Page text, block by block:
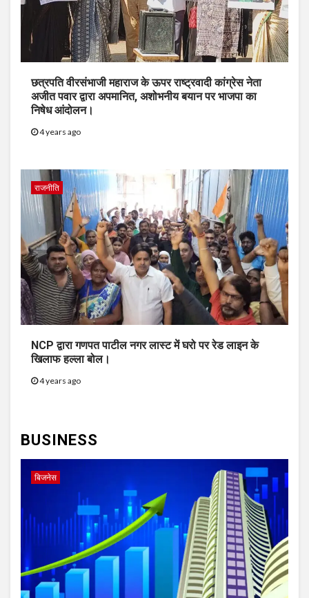
छत्रपति वीरसंभाजी महाराज के ऊपर राष्ट्रवादी कांग्रेस नेता
अजीत पवार द्वारा अपमानित, अशोभनीय बयान पर भाजपा का
निषेध आंदोलन।
4 years ago
राजनीति
NCP द्वारा गणपत पाटील नगर लास्ट में घरो पर रेड लाइन के
खिलाफ हल्ला बोल।
4 years ago
BUSINESS
बिजनेस